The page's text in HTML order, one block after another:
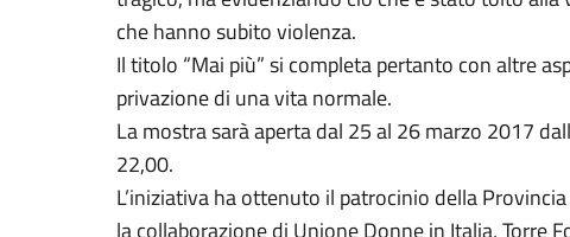
che hanno subito violenza.
Il titolo “Mai più” si completa pertanto con altre
privazione di una vita normale.
La mostra sarà aperta dal 25 al 26 marzo 2017
22,00.
L’iniziativa ha ottenuto il patrocinio della
la collaborazione di Unione Donne in Italia, Torre